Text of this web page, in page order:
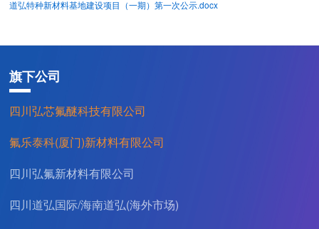
道弘特种新材料基地建设项目（一期）第一次公示.docx
旗下公司
四川弘芯氟醚科技有限公司
氟乐泰科(厦门)新材料有限公司
四川弘氟新材料有限公司
四川道弘国际/海南道弘(海外市场)